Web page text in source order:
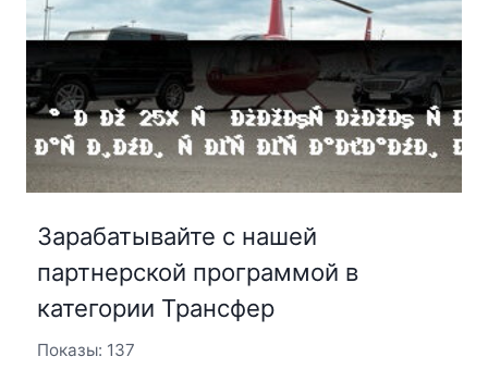
Зарабатывайте с нашей
партнерской программой в
категории Трансфер
Показы: 137